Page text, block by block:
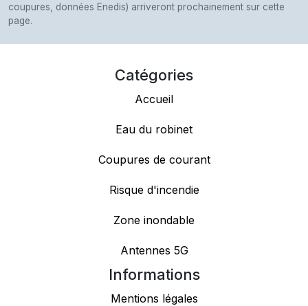
coupures, données Enedis) arriveront prochainement sur cette
page.
Catégories
Accueil
Eau du robinet
Coupures de courant
Risque d'incendie
Zone inondable
Antennes 5G
Informations
Mentions légales